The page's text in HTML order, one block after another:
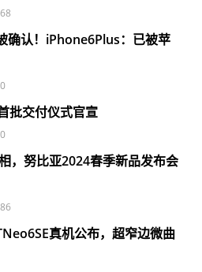
确认！iPhone6Plus：已被苹
批交付仪式官宣
，努比亚2024春季新品发布会
真机公布，超窄边微曲